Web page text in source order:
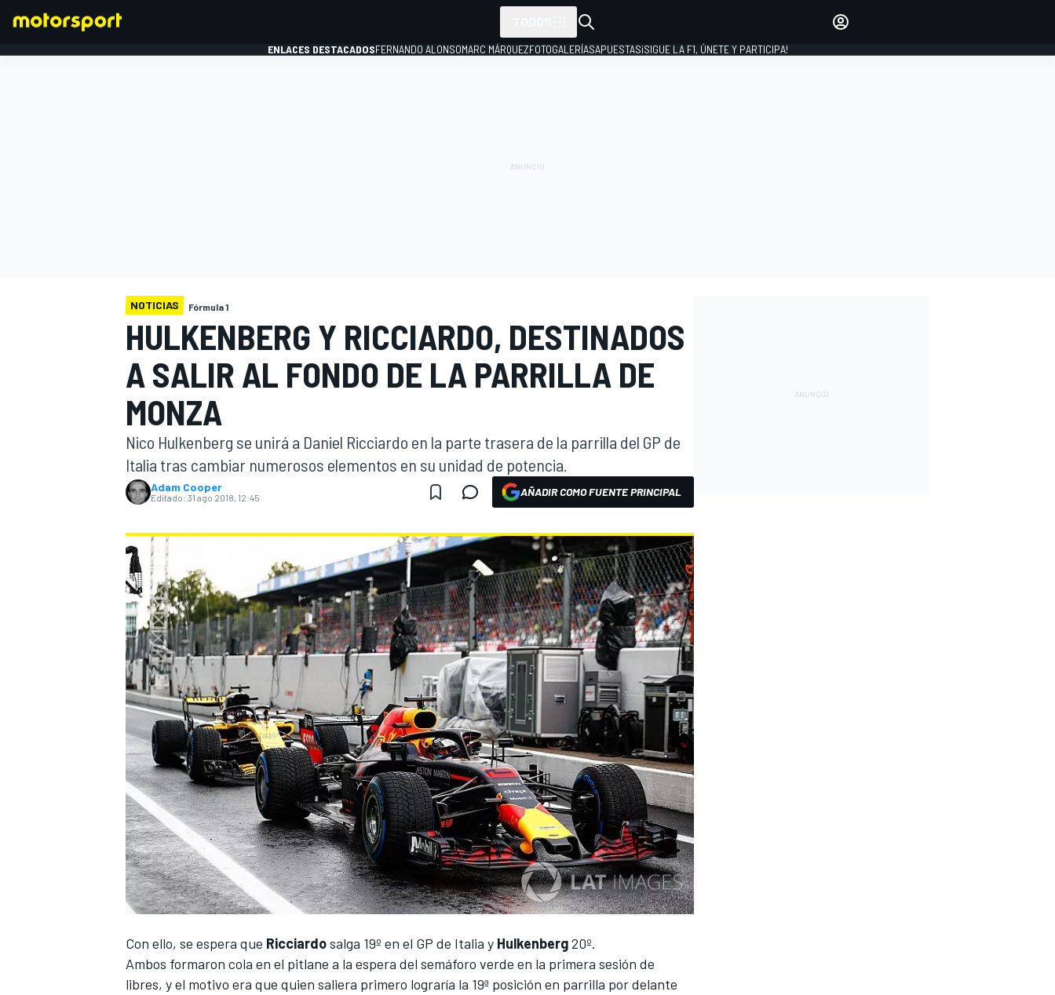
WEC FÓRMULA E
ENLACES DESTACADOSFERNANDO ALONSOMARC MÁRQUEZFOTOGALERÍASAPUESTAS¡SIGUE LA F1, ÚNETE Y PARTICIPA!
NOTICIAS Fórmula 1
HULKENBERG Y RICCIARDO, DESTINADOS
A SALIR AL FONDO DE LA PARRILLA DE
MONZA
Nico Hulkenberg se unirá a Daniel Ricciardo en la parte trasera de la parrilla del GP de
Italia tras cambiar numerosos elementos en su unidad de potencia.
Adam Cooper
Editado: 31 ago 2018, 12:45 AÑADIR COMO FUENTE PRINCIPAL
Con ello, se espera que Ricciardosalga 19º en el GP de Italia y Hulkenberg20º.
Ambos formaron cola en el pitlane a la espera del semáforo verde en la primera sesión de
libres, y el motivo era que quien saliera primero lograría la 19ª posición en parrilla por delante